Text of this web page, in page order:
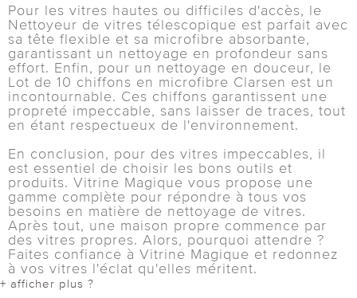
Pour les vitres hautes ou difficiles d'accès, le
Nettoyeur de vitres télescopique est parfait avec
sa tête flexible et sa microfibre absorbante,
garantissant un nettoyage en profondeur sans
effort. Enfin, pour un nettoyage en douceur, le
Lot de 10 chiffons en microfibre Clarsen est un
incontournable. Ces chiffons garantissent une
propreté impeccable, sans laisser de traces, tout
en étant respectueux de l'environnement.
En conclusion, pour des vitres impeccables, il
est essentiel de choisir les bons outils et
produits. Vitrine Magique vous propose une
gamme complète pour répondre à tous vos
besoins en matière de nettoyage de vitres.
Après tout, une maison propre commence par
des vitres propres. Alors, pourquoi attendre ?
Faites confiance à Vitrine Magique et redonnez
à vos vitres l'éclat qu'elles méritent.
+ afficher plus ?